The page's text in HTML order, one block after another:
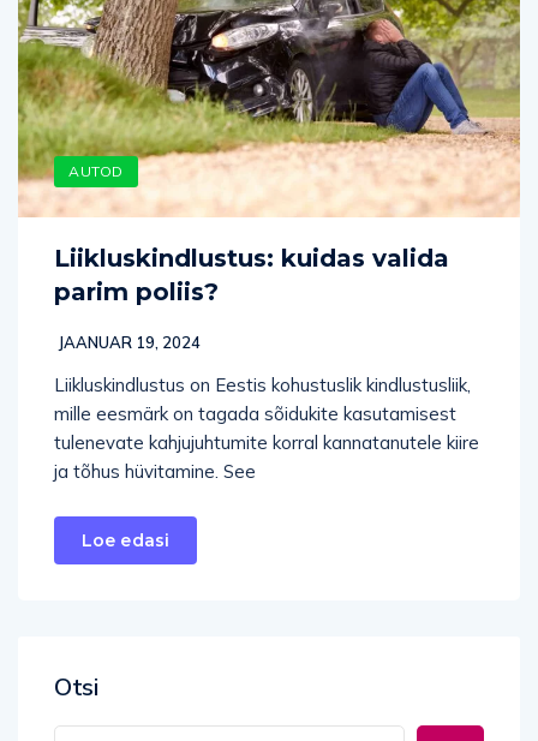
AUTOD
Liikluskindlustus: kuidas valida
parim poliis?
JAANUAR 19, 2024
Liikluskindlustus on Eestis kohustuslik kindlustusliik,
mille eesmärk on tagada sõidukite kasutamisest
tulenevate kahjujuhtumite korral kannatanutele kiire
ja tõhus hüvitamine. See
Loe edasi
Otsi